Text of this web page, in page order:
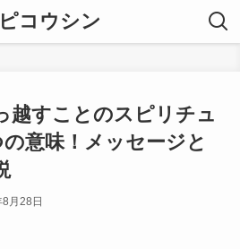
コウシン
越すことのスピリチュ
意味！メッセージと
月28日